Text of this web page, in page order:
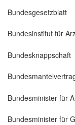
Bundesgesetzblatt
Bundesinstitut für
Bundesknappschaft
Bundesminister für
Bundesminister für